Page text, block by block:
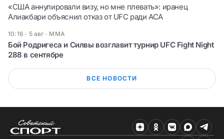
«США аннулировали визу, но мне плевать»: иранец
Алиакбари объяснил отказ от UFC ради ACA
10:16 · 5 авг · ММА
Бой Родригеса и Силвы возглавит турнир UFC Fight Night
288 в сентябре
ВСЕ НОВОСТИ